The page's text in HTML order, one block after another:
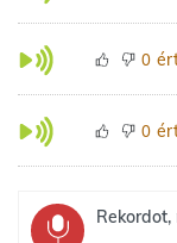
0
0